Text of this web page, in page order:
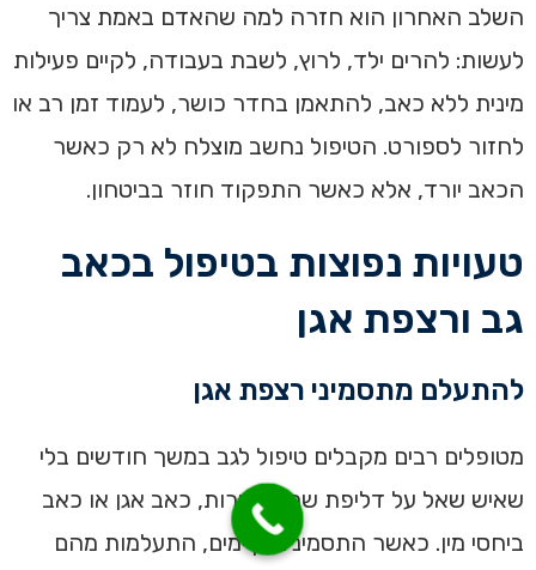
השלב האחרון הוא חזרה למה שהאדם באמת צריך
לעשות: להרים ילד, לרוץ, לשבת בעבודה, לקיים פעילות
מינית ללא כאב, להתאמן בחדר כושר, לעמוד זמן רב או
לחזור לספורט. הטיפול נחשב מוצלח לא רק כאשר
הכאב יורד, אלא כאשר התפקוד חוזר בביטחון.
טעויות נפוצות בטיפול בכאב
גב ורצפת אגן
להתעלם מתסמיני רצפת אגן
מטופלים רבים מקבלים טיפול לגב במשך חודשים בלי
שאיש שאל על דליפת שתן, עצירות, כאב אגן או כאב
ביחסי מין. כאשר התסמינים קיימים, התעלמות מהם